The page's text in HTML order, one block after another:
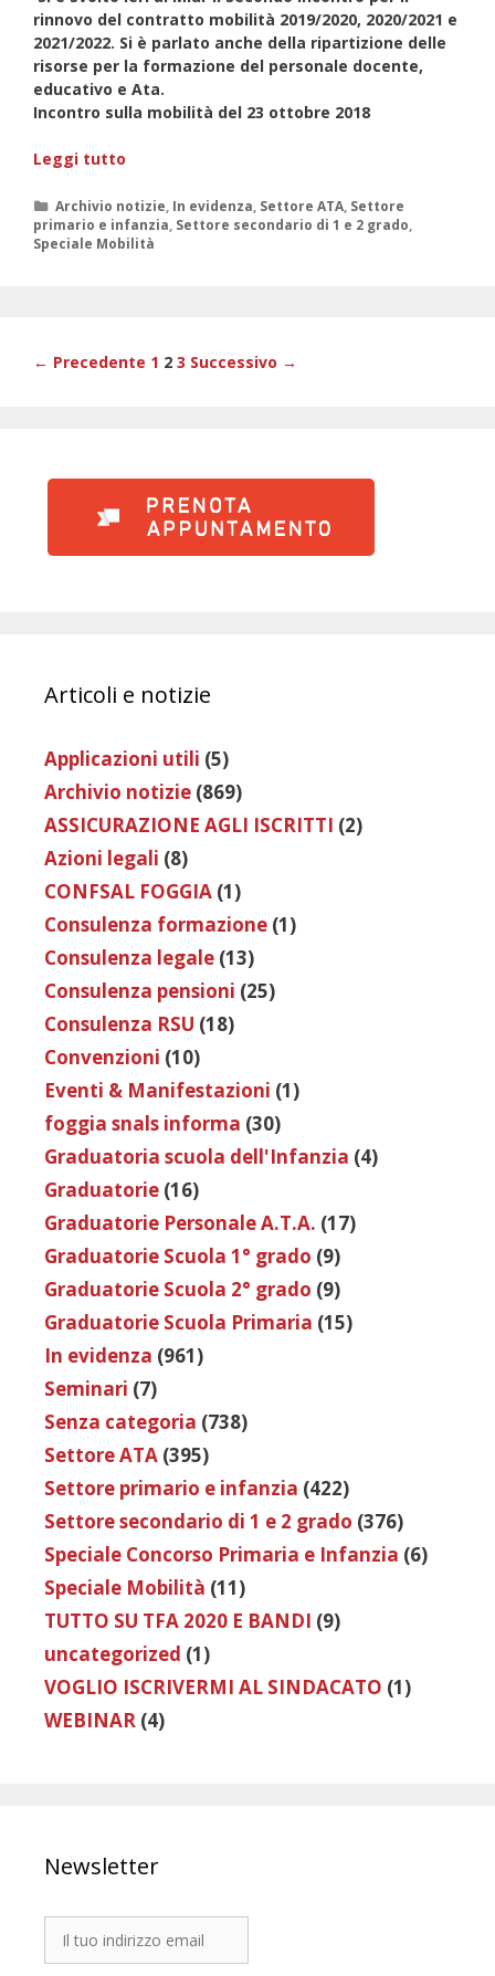
rinnovo del contratto mobilità 2019/2020, 2020/2021 e
2021/2022. Si è parlato anche della ripartizione delle
risorse per la formazione del personale docente,
educativo e Ata.
Incontro sulla mobilità del 23 ottobre 2018
Leggi tutto
2019/2020,
LE
NOVITA’
Categorie
Archivio notizie In evidenza Settore ATA Settore
primario e infanzia Settore secondario di 1 e 2 grado
Speciale Mobilità
Navigazione
← Precedente 1 2 3 Successivo →
Articoli e notizie
Applicazioni utili (5)
Archivio notizie (869)
ASSICURAZIONE AGLI ISCRITTI (2)
Azioni legali (8)
CONFSAL FOGGIA (1)
Consulenza formazione (1)
Consulenza legale (13)
Consulenza pensioni (25)
Consulenza RSU (18)
Convenzioni (10)
Eventi & Manifestazioni (1)
foggia snals informa (30)
Graduatoria scuola dell'Infanzia (4)
Graduatorie (16)
Graduatorie Personale A.T.A. (17)
Graduatorie Scuola 1° grado (9)
Graduatorie Scuola 2° grado (9)
Graduatorie Scuola Primaria (15)
In evidenza (961)
Seminari (7)
Senza categoria (738)
Settore ATA (395)
Settore primario e infanzia (422)
Settore secondario di 1 e 2 grado (376)
Speciale Concorso Primaria e Infanzia (6)
Speciale Mobilità (11)
TUTTO SU TFA 2020 E BANDI (9)
uncategorized (1)
VOGLIO ISCRIVERMI AL SINDACATO (1)
WEBINAR (4)
Newsletter